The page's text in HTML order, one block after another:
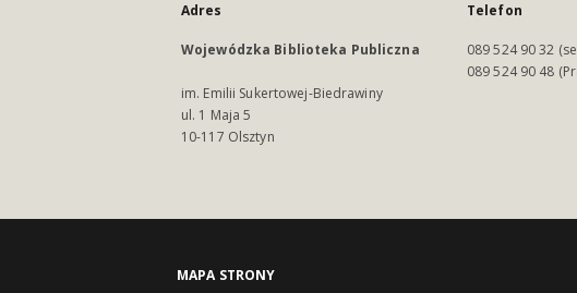
Adres
Wojewódzka Biblioteka Publiczna
im. Emilii Sukertowej-Biedrawiny
ul. 1 Maja 5
10-117 Olsztyn
Telefon
089 524 90 32
089 524 90 48
MAPA STRONY